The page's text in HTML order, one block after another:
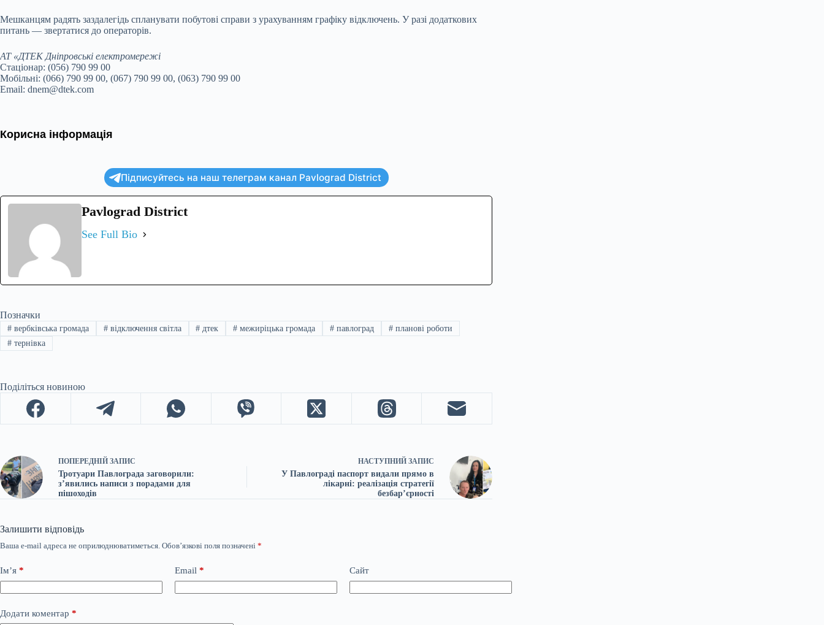
Мешканцям радять заздалегідь спланувати побутові справи з урахуванням графіку відключень. У разі додаткових
питань — звертатися до операторів.
АТ «ДТЕК Дніпровські електромережі
Стаціонар: (056) 790 99 00
Мобільні: (066) 790 99 00, (067) 790 99 00, (063) 790 99 00
Email: dnem@dtek.com
Корисна інформація
Підписуйтесь на наш телеграм канал Pavlograd District
Pavlograd District
See Full Bio
Позначки
#вербківська громада #відключення світла # дтек # межиріцька громада # павлоград #планові роботи
#тернівка
Поділіться новиною
ПОПЕРЕДНІЙ ЗАПИС
Тротуари Павлограда заговорили:
з’явились написи з порадами для
пішоходів
НАСТУПНИЙ ЗАПИС
У Павлограді паспорт видали прямо в
лікарні: реалізація стратегії
безбар’єрності
Залишити відповідь
Ваша e-mail адреса не оприлюднюватиметься. Обов’язкові поля позначені *
Ім’я * Email * Сайт
Додати коментар *